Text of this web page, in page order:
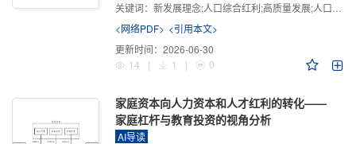
关键词： 新发展理念;人口综合红利;高质量发展;人口政策;中国式现代化
<网络PDF> <引用本文>
更新时间： 2026-06-30
14
| 1 | 0
家庭资本向人力资本和人才红利的转化——
家庭杠杆与教育投资的视角分析
AI导读